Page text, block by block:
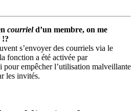
courrield’un membre, on me
!?
s’envoyer des courriels via le
fonction a été activée par
pour empêcher l’utilisation malveillante
les invités.